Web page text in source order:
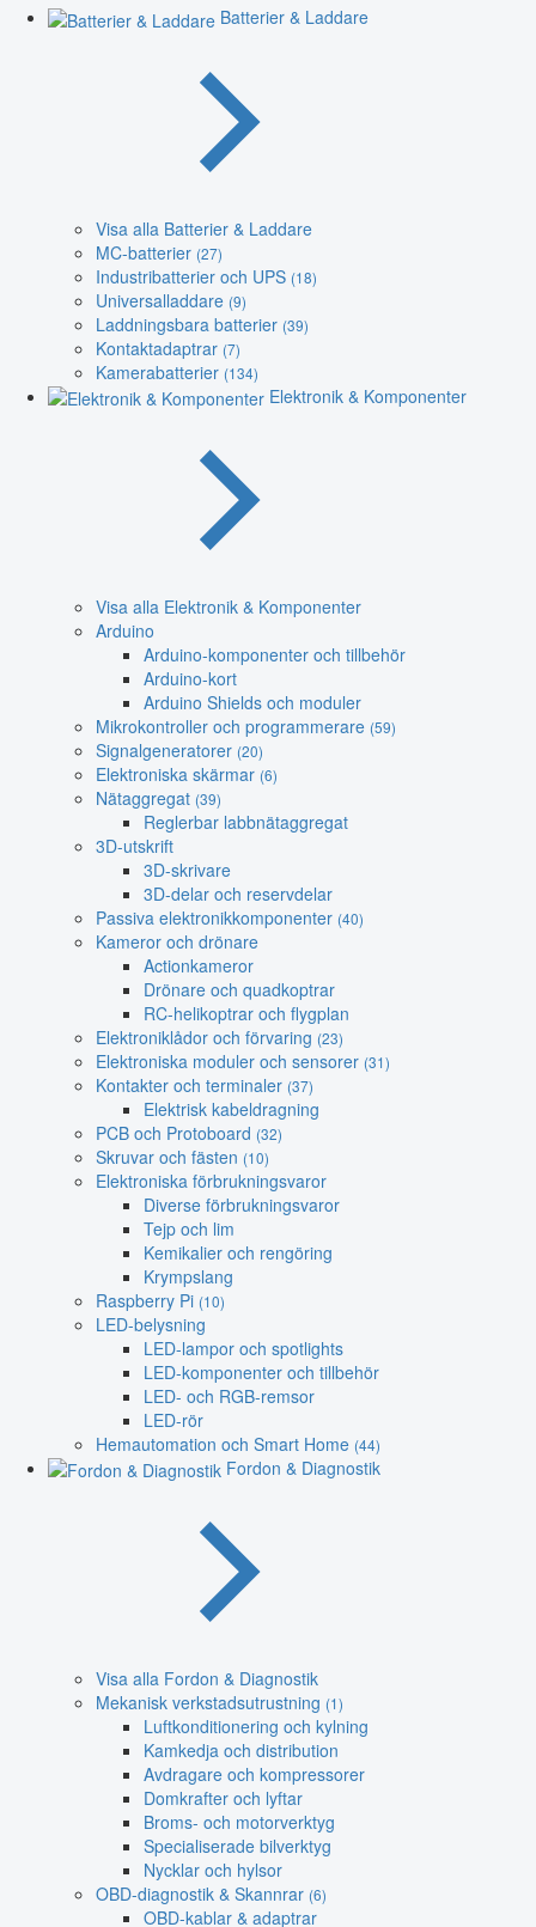
Batterier & Laddare
Visa alla Batterier & Laddare
MC-batterier (27)
Industribatterier och UPS (18)
Universalladdare (9)
Laddningsbara batterier (39)
Kontaktadaptrar (7)
Kamerabatterier (134)
Elektronik & Komponenter
Visa alla Elektronik & Komponenter
Arduino
Arduino-komponenter och tillbehör
Arduino-kort
Arduino Shields och moduler
Mikrokontroller och programmerare (59)
Signalgeneratorer (20)
Elektroniska skärmar (6)
Nätaggregat (39)
Reglerbar labbnätaggregat
3D-utskrift
3D-skrivare
3D-delar och reservdelar
Passiva elektronikkomponenter (40)
Kameror och drönare
Actionkameror
Drönare och quadkoptrar
RC-helikoptrar och flygplan
Elektroniklådor och förvaring (23)
Elektroniska moduler och sensorer (31)
Kontakter och terminaler (37)
Elektrisk kabeldragning
PCB och Protoboard (32)
Skruvar och fästen (10)
Elektroniska förbrukningsvaror
Diverse förbrukningsvaror
Tejp och lim
Kemikalier och rengöring
Krympslang
Raspberry Pi (10)
LED-belysning
LED-lampor och spotlights
LED-komponenter och tillbehör
LED- och RGB-remsor
LED-rör
Hemautomation och Smart Home (44)
Fordon & Diagnostik
Visa alla Fordon & Diagnostik
Mekanisk verkstadsutrustning (1)
Luftkonditionering och kylning
Kamkedja och distribution
Avdragare och kompressorer
Domkrafter och lyftar
Broms- och motorverktyg
Specialiserade bilverktyg
Nycklar och hylsor
OBD-diagnostik & Skannrar (6)
OBD-kablar & adaptrar